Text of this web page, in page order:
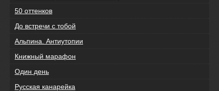
50 оттенков
До встречи с тобой
Альпина. Антиутопии
Книжный марафон
Один день
Русская канарейка